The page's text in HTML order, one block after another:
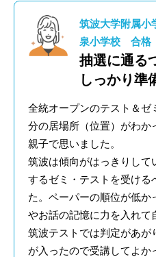
筑波大学附属小
泉小学校 合格
抽選に通る
しっかり準
全統オープンのテスト＆ゼ
分の居場所（位置）がわか
親子で思いました。
筑波は傾向がはっきりして
するゼミ・テストを受ける
た。ペーパーの順位が低
やお話の記憶に力を入れて
筑波テストでは判定があが
が入ったので受講してよ